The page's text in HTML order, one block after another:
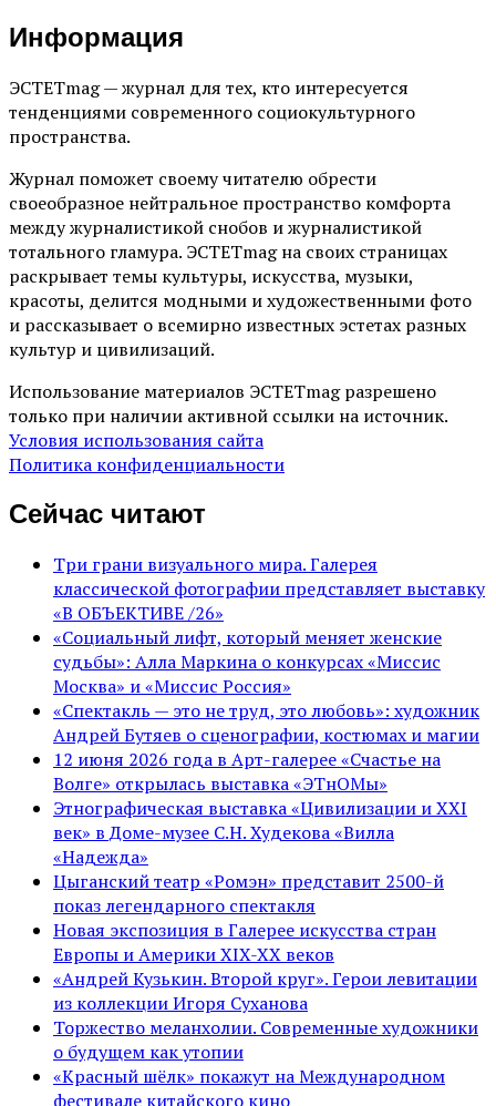
Информация
ЭСТЕТmag — журнал для тех, кто интересуется
тенденциями современного социокультурного
пространства.
Журнал поможет своему читателю обрести
своеобразное нейтральное пространство комфорта
между журналистикой снобов и журналистикой
тотального гламура. ЭСТЕТmag на своих страницах
раскрывает темы культуры, искусства, музыки,
красоты, делится модными и художественными фото
и рассказывает о всемирно известных эстетах разных
культур и цивилизаций.
Использование материалов ЭСТЕТmag разрешено
только при наличии активной ссылки на источник.
Условия использования сайта
Политика конфиденциальности
Сейчас читают
Три грани визуального мира. Галерея
классической фотографии представляет выставку
«В ОБЪЕКТИВЕ /26»
«Социальный лифт, который меняет женские
судьбы»: Алла Маркина о конкурсах «Миссис
Москва» и «Миссис Россия»
«Спектакль — это не труд, это любовь»: художник
Андрей Бутяев о сценографии, костюмах и магии
12 июня 2026 года в Арт-галерее «Счастье на
Волге» открылась выставка «ЭТнОМы»
Этнографическая выставка «Цивилизации и ХХI
век» в Доме-музее С.Н. Худекова «Вилла
«Надежда»
Цыганский театр «Ромэн» представит 2500-й
показ легендарного спектакля
Новая экспозиция в Галерее искусства стран
Европы и Америки XIX-XX веков
«Андрей Кузькин. Второй круг». Герои левитации
из коллекции Игоря Суханова
Торжество меланхолии. Современные художники
о будущем как утопии
«Красный шёлк» покажут на Международном
фестивале китайского кино